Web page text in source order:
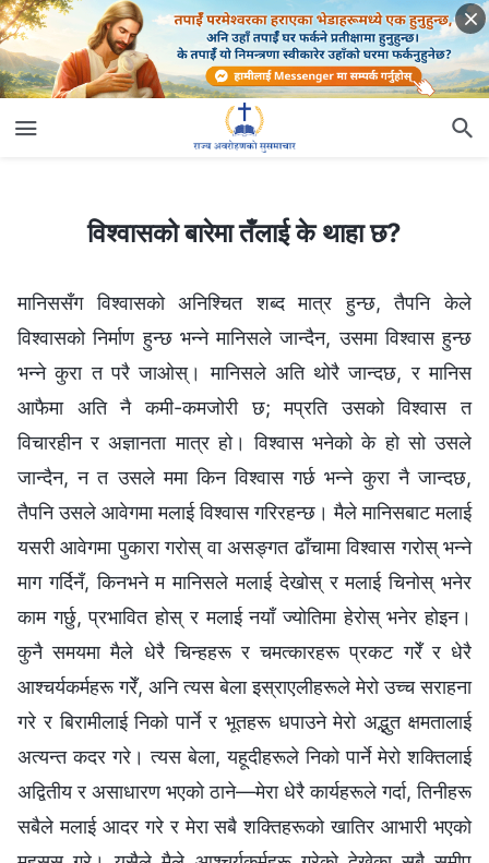
विश्‍वासको बारेमा तँलाई के थाहा छ?
मानिससँग विश्‍वासको अनिश्‍चित शब्द मात्र हुन्छ, तैपनि केले
विश्‍वासको निर्माण हुन्छ भन्‍ने मानिसले जान्दैन, उसमा विश्‍वास हुन्छ
भन्‍ने कुरा त परै जाओस्। मानिसले अति थोरै जान्दछ, र मानिस
आफैमा अति नै कमी-कमजोरी छ; मप्रति उसको विश्‍वास त
विचारहीन र अज्ञानता मात्र हो। विश्‍वास भनेको के हो सो उसले
जान्दैन, न त उसले ममा किन विश्‍वास गर्छ भन्‍ने कुरा नै जान्दछ,
तैपनि उसले आवेगमा मलाई विश्‍वास गरिरहन्छ। मैले मानिसबाट मलाई
यसरी आवेगमा पुकारा गरोस् वा असङ्गत ढाँचामा विश्‍वास गरोस् भन्‍ने
माग गर्दिनँ, किनभने म मानिसले मलाई देखोस् र मलाई चिनोस् भनेर
काम गर्छु, प्रभावित होस् र मलाई नयाँ ज्योतिमा हेरोस् भनेर होइन।
कुनै समयमा मैले धेरै चिन्हहरू र चमत्कारहरू प्रकट गरेँ र धेरै
आश्‍चर्यकर्महरू गरेँ, अनि त्यस बेला इस्राएलीहरूले मेरो उच्च सराहना
गरे र बिरामीलाई निको पार्ने र भूतहरू धपाउने मेरो अद्भुत क्षमतालाई
अत्यन्त कदर गरे। त्यस बेला, यहूदीहरूले निको पार्ने मेरो शक्तिलाई
अद्वितीय र असाधारण भएको ठाने—मेरा धेरै कार्यहरूले गर्दा, तिनीहरू
सबैले मलाई आदर गरे र मेरा सबै शक्तिहरूको खातिर आभारी भएको